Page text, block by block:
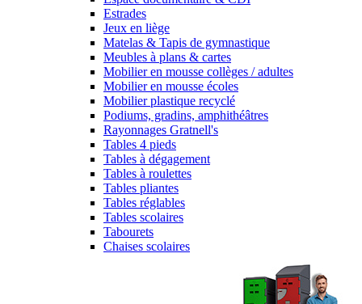
Estrades
Jeux en liège
Matelas & Tapis de gymnastique
Meubles à plans & cartes
Mobilier en mousse collèges / adultes
Mobilier en mousse écoles
Mobilier plastique recyclé
Podiums, gradins, amphithéâtres
Rayonnages Gratnell's
Tables 4 pieds
Tables à dégagement
Tables à roulettes
Tables pliantes
Tables réglables
Tables scolaires
Tabourets
Chaises scolaires